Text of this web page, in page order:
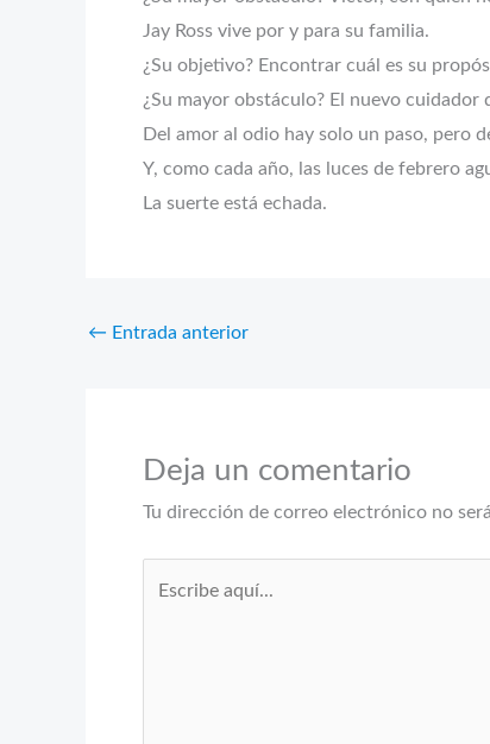
Jay Ross vive por y para su familia.
¿Su objetivo? Encontrar cuál es su
¿Su mayor obstáculo? El nuevo
Del amor al odio hay solo un paso, pero
Y, como cada año, las luces de febrero
La suerte está echada.
← Entrada anterior
Deja un comentario
Tu dirección de correo electrónico no